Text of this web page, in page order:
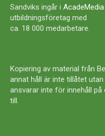
Sandviks ingår i AcadeMedia
utbildningsföretag med
ca. 18 000 medarbetare.
Kopiering av material från
annat håll är inte tillåtet
ansvarar inte för innehåll
till.